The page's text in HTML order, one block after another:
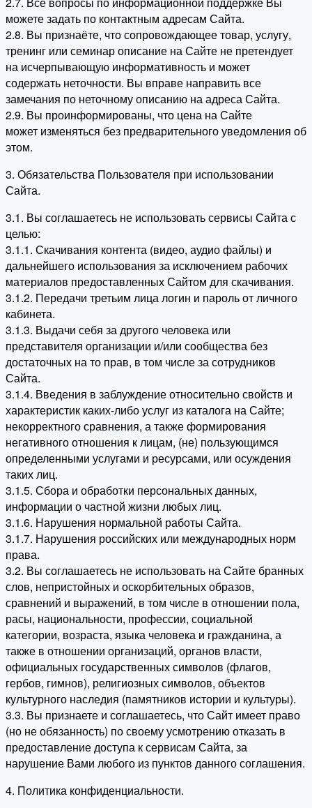
можете задать по контактным адресам Сайта.
2.8. Вы признаёте, что сопровождающее товар, услугу,
тренинг или семинар описание на Сайте не претендует
на исчерпывающую информативность и может
содержать неточности. Вы вправе направить все
замечания по неточному описанию на адреса Сайта.
2.9. Вы проинформированы, что цена на Сайте
может изменяться без предварительного уведомления об
этом.
3. Обязательства Пользователя при использовании
Сайта.
3.1. Вы соглашаетесь не использовать сервисы Сайта с
целью:
3.1.1. Скачивания контента (видео, аудио файлы) и
дальнейшего использования за исключением рабочих
материалов предоставленных Сайтом для скачивания.
3.1.2. Передачи третьим лица логин и пароль от личного
кабинета.
3.1.3. Выдачи себя за другого человека или
представителя организации и/или сообщества без
достаточных на то прав, в том числе за сотрудников
Сайта.
3.1.4. Введения в заблуждение относительно свойств и
характеристик каких-либо услуг из каталога на Сайте;
некорректного сравнения, а также формирования
негативного отношения к лицам, (не) пользующимся
определенными услугами и ресурсами, или осуждения
таких лиц.
3.1.5. Сбора и обработки персональных данных,
информации о частной жизни любых лиц.
3.1.6. Нарушения нормальной работы Сайта.
3.1.7. Нарушения российских или международных норм
права.
3.2. Вы соглашаетесь не использовать на Сайте бранных
слов, непристойных и оскорбительных образов,
сравнений и выражений, в том числе в отношении пола,
расы, национальности, профессии, социальной
категории, возраста, языка человека и гражданина, а
также в отношении организаций, органов власти,
официальных государственных символов (флагов,
гербов, гимнов), религиозных символов, объектов
культурного наследия (памятников истории и культуры).
3.3. Вы признаете и соглашаетесь, что Сайт имеет право
(но не обязанность) по своему усмотрению отказать в
предоставление доступа к сервисам Сайта, за
нарушение Вами любого из пунктов данного соглашения.
4. Политика конфиденциальности.